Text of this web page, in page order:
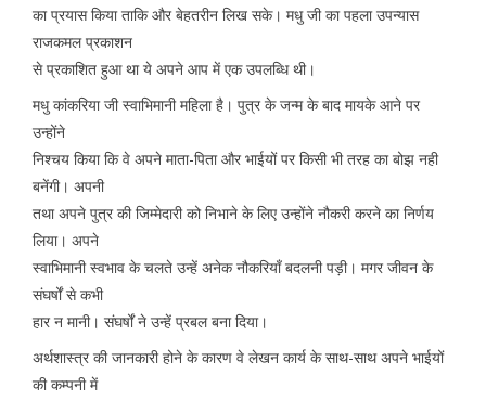
का प्रयास किया ताकि और बेहतरीन लिख सके। मधु जी का पहला उपन्यास
राजकमल प्रकाशन
से प्रकाशित हुआ था ये अपने आप में एक उपलब्धि थी।
मधु कांकरिया जी स्वाभिमानी महिला है। पुत्र के जन्म के बाद मायके आने पर
उन्होंने
निश्चय किया कि वे अपने माता-पिता और भाईयों पर किसी भी तरह का बोझ नही
बनेंगी। अपनी
तथा अपने पुत्र की जिम्मेदारी को निभाने के लिए उन्होंने नौकरी करने का निर्णय
लिया। अपने
स्वाभिमानी स्वभाव के चलते उन्हें अनेक नौकरियाँ बदलनी पड़ी। मगर जीवन के
संघर्षों से कभी
हार न मानी। संघर्षों ने उन्हें प्रबल बना दिया।
अर्थशास्त्र की जानकारी होने के कारण वे लेखन कार्य के साथ-साथ अपने भाईयों
की कम्पनी में